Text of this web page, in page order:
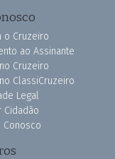
o Cruzeiro
ao Assinante
Cruzeiro
ClassiCruzeiro
Legal
Cidadão
Conosco